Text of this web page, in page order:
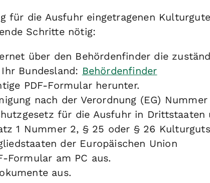
für die Ausfuhr eingetragenen
Schritte nötig:
über den Behördenfinder die
Bundesland: Behördenfinder
PDF-Formular herunter.
nach der Verordnung (EG)
für die Ausfuhr in Drittstaaten
1 Nummer 2, § 25 oder § 26
der Europäischen Union
Formular am PC aus.
aus.